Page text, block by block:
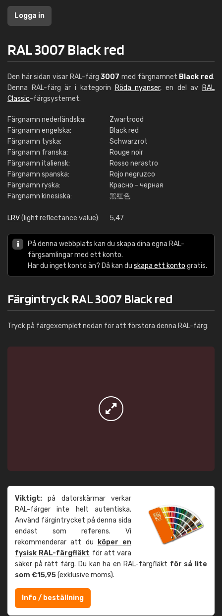
Logga in
RAL 3007 Black red
Den här sidan visar RAL-färg3007 med färgnamnet Black red.
Denna RAL-färg är i kategorin
Röda nyanser, en del av RAL
Classic-färgsystemet.
Färgnamn nederländska:
Zwartrood
Färgnamn engelska:
Black red
Färgnamn tyska:
Schwarzrot
Färgnamn franska:
Rouge noir
Färgnamn italiensk:
Rosso nerastro
Färgnamn spanska:
Rojo negruzco
Färgnamn ryska:
Красно - черная
Färgnamn kinesiska:
黑红色
LRV(light reflectance value): 5,47
På denna webbplats kan du skapa dina egna RAL-
färgsamlingar med ett konto.
Har du inget konto än? Då kan du skapa ett konto gratis.
Färgintryck RAL 3007 Black red
Tryck på färgexemplet nedan för att förstora denna RAL-färg:
Viktigt: på datorskärmar verkar
RAL-färger inte helt autentiska.
Använd färgintrycket på denna sida
endast som referens. Vi
rekommenderar att du
köper en
fysisk RAL-färgfläkt för att vara
säker på rätt färg. Du kan ha en RAL-färgfläkt för så lite
som €15,95(exklusive moms).
Info / beställning